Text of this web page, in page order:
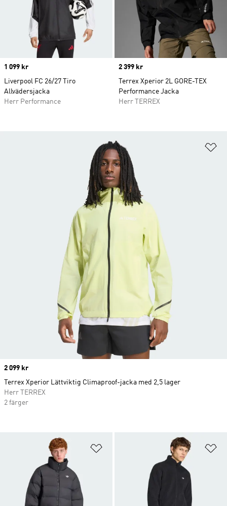
Price
1 099 kr
Liverpool FC 26/27 Tiro
Allvädersjacka
Herr Performance
Price
2 399 kr
Terrex Xperior 2L GORE-TEX
Performance Jacka
Herr TERREX
Lägg till på önskelistan
Price
2 099 kr
Terrex Xperior Lättviktig Climaproof-jacka med 2,5 lager
Herr TERREX
2 färger